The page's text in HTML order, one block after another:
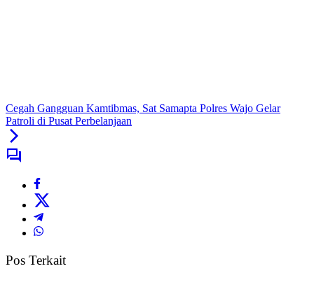
Cegah Gangguan Kamtibmas, Sat Samapta Polres Wajo Gelar
Patroli di Pusat Perbelanjaan
Pos Terkait